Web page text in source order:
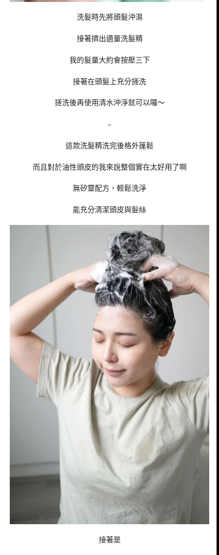
洗髮時先將頭髮沖濕
接著擠出適量洗髮精
我的髮量大約會按壓三下
接著在頭髮上充分搓洗
搓洗後再使用清水沖淨就可以囉～
–
這款洗髮精洗完後格外蓬鬆
而且對於油性頭皮的我來說整個實在太好用了啊
無矽靈配方，輕鬆洗淨
能充分清潔頭皮與髮絲
接著是